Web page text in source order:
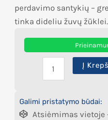
perdavimo santykių –
tinka dideliu žuvų žūklei.
Į
Galimi pristatymo būdai:
Atsiėmimas vietoje